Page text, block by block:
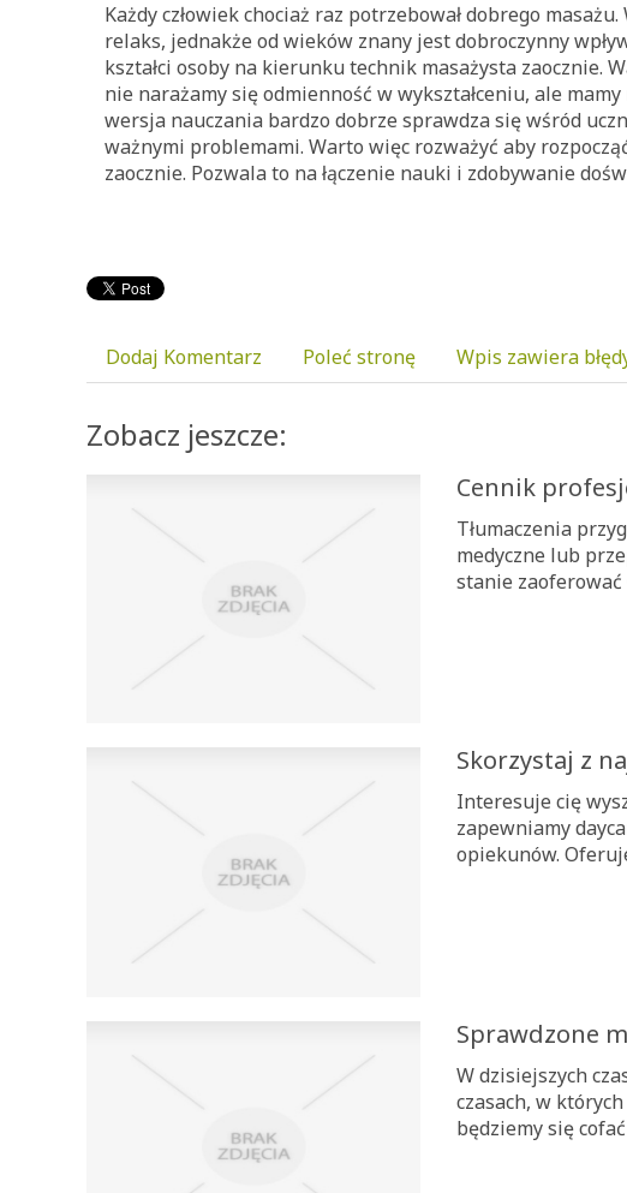
Każdy człowiek chociaż raz potrzebował dobrego
relaks, jednakże od wieków znany jest dobroczynny
kształci osoby na kierunku technik masażysta zaocznie.
nie narażamy się odmienność w wykształceniu, ale
wersja nauczania bardzo dobrze sprawdza się wśród
ważnymi problemami. Warto więc rozważyć aby
zaocznie. Pozwala to na łączenie nauki i zdobywanie
Dodaj Komentarz Poleć stronę Wpis zawiera
Zobacz jeszcze:
Cennik
Tłumaczenia
medyczne lub
stanie zaoferować
Skorzystaj z
Interesuje cię
zapewniamy
opiekunów.
Sprawdzone
W dzisiejszych
czasach, w
będziemy się